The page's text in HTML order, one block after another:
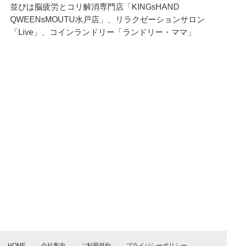
並びは脳疲労とコリ解消専門店「KINGsHAND
QWEENsMOUTU水戸店」、リラクゼーションサロン
「Live」、コインランドリー「ランドリー・ママ」